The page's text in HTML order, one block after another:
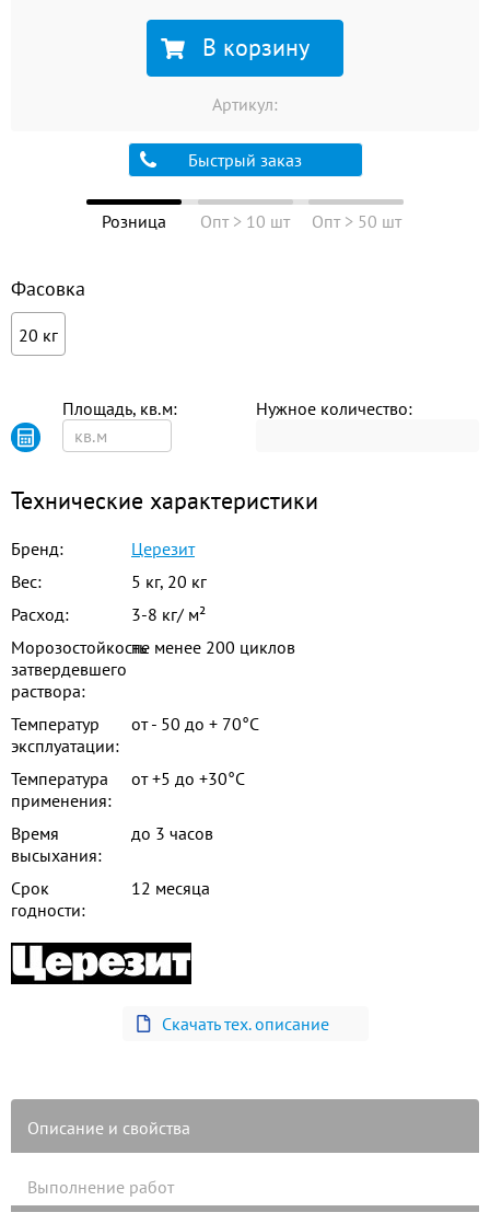
В корзину
Артикул:
Быстрый заказ
Розница Опт > 10 шт Опт > 50 шт
Фасовка
20 кг
Площадь, кв.м: Нужное количество:
Технические характеристики
Скачать тех. описание
Бренд:
Церезит
Вес:
5 кг, 20 кг
Расход:
3-8 кг/ м²
Морозостойкость
затвердевшего
раствора:
не менее 200 циклов
Температур
эксплуатации:
от - 50 до + 70°C
Температура
применения:
от +5 до +30°С
Время
высыхания:
до 3 часов
Срок
годности:
12 месяца
Описание и свойства
Выполнение работ